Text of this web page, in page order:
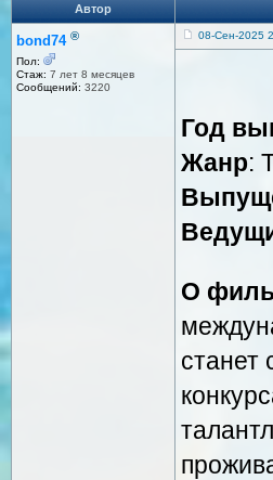
Автор
bond74 ®
Пол:
Стаж: 7 лет 8 месяцев
Сообщений: 3220
08-Сен-2025
Год
Жанр:
О
станет